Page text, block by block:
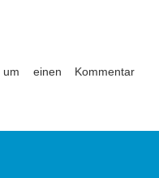
einen Kommentar